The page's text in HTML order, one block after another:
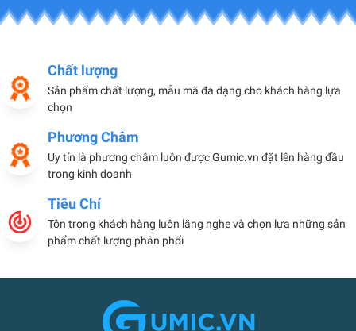
Chất lượng
Sản phẩm chất lượng, mẫu mã đa dạng cho khách hàng lựa
chọn
Phương Châm
Uy tín là phương châm luôn được Gumic.vn đặt lên hàng đầu
trong kinh doanh
Tiêu Chí
Tôn trọng khách hàng luôn lắng nghe và chọn lựa những sản
phẩm chất lượng phân phối